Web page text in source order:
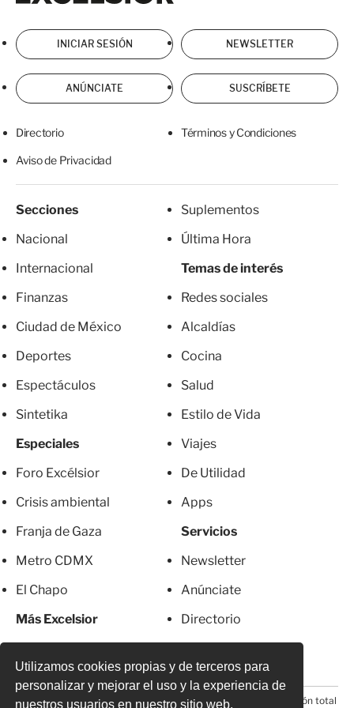
Utilizamos cookies propias y de terceros para
personalizar y mejorar el uso y la experiencia de
nuestros usuarios en nuestro sitio web.
INICIAR SESIÓN NEWSLETTER
ANÚNCIATE SUSCRÍBETE
Directorio Términos y Condiciones
Aviso de Privacidad
Secciones
Nacional
Internacional
Finanzas
Ciudad de México
Deportes
Espectáculos
Sintetika
Especiales
Foro Excélsior
Crisis ambiental
Franja de Gaza
Metro CDMX
El Chapo
Más Excelsior
Suplementos
Última Hora
Temas de interés
Redes sociales
Alcaldías
Cocina
Salud
Estilo de Vida
Viajes
De Utilidad
Apps
Servicios
Newsletter
Anúnciate
Directorio
© 2026 Todos los derechos reservados. Prohibida la reproducción total